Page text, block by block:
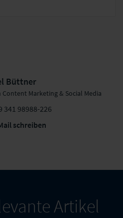
Büttner
Content Marketing & Social Media
341 98988-226
schreiben
Artikel